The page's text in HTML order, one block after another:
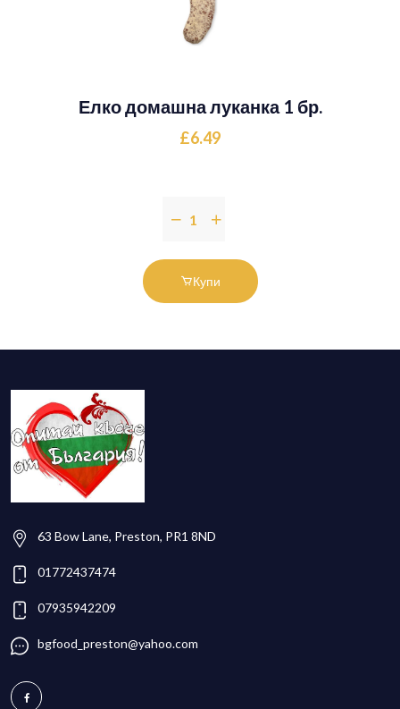
Елко домашна луканка 1 бр.
£6.49
Купи
63 Bow Lane, Preston, PR1 8ND
01772437474
07935942209
bgfood_preston@yahoo.com